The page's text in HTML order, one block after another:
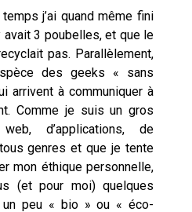
j’ai quand même fini
avait 3 poubelles, et que le
pas. Parallèlement,
des geeks « sans
arrivent à communiquer à
Comme je suis un gros
d’applications, de
genres et que je tente
mon éthique personnelle,
(et pour moi) quelques
peu « bio » ou « éco-